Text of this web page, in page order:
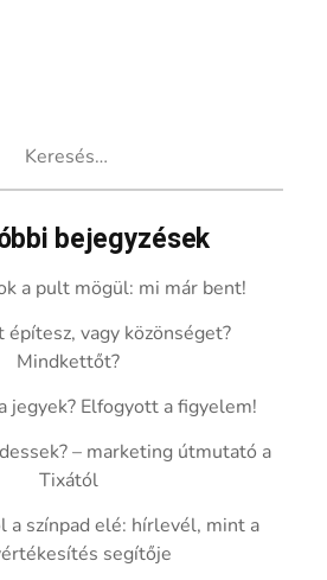
bejegyzések
a pult mögül: mi már bent!
építesz, vagy közönséget?
Mindkettőt?
jegyek? Elfogyott a figyelem!
– marketing útmutató a
Tixától
a színpad elé: hírlevél, mint a
segítője